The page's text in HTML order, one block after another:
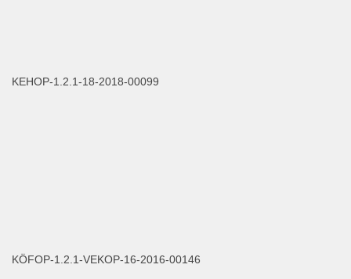
KEHOP-1.2.1-18-2018-00099
KÖFOP-1.2.1-VEKOP-16-2016-00146